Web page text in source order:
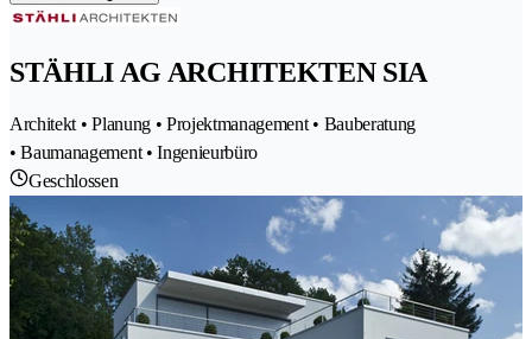
STÄHLI AG ARCHITEKTEN SIA
Architekt • Planung • Projektmanagement • Bauberatung
• Baumanagement • Ingenieurbüro
Geschlossen